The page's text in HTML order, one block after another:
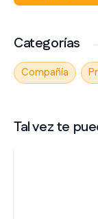
Categorías
Compañía
Tal vez te